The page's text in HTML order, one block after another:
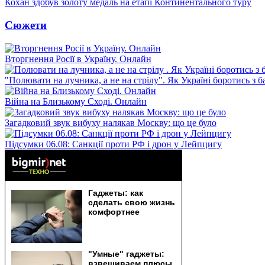
Кохан здобув золоту медаль на етапі Континентального туру
Сюжети
Вторгнення Росії в Україну. Онлайн
"Полювати на лучника, а не на стрілу". Як Україні боротись з
Війна на Близькому Сході. Онлайн
Загадковий звук вибуху налякав Москву: що це було
Підсумки 06.08: Санкції проти РФ і дрон у Лейпцигу